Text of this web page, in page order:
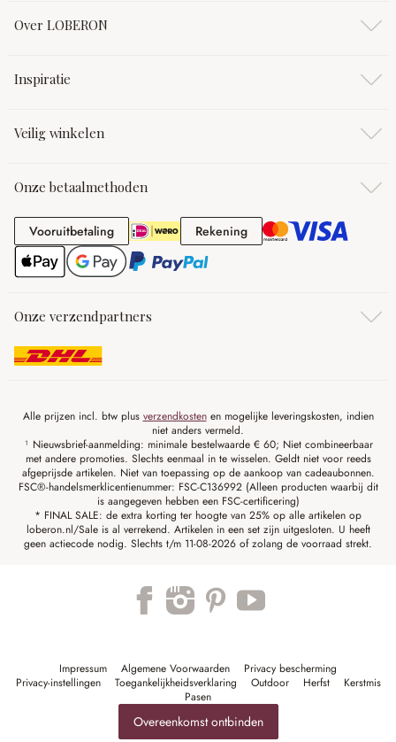
Over LOBERON
Inspiratie
Veilig winkelen
Onze betaalmethoden
VooruitbetalingVooruitbetalingRekeningRekening
Onze verzendpartners
Alle prijzen incl. btw plus verzendkostenen mogelijke leveringskosten, indien
niet anders vermeld.
¹ Nieuwsbrief-aanmelding: minimale bestelwaarde € 60; Niet combineerbaar
met andere promoties. Slechts eenmaal in te wisselen. Geldt niet voor reeds
afgeprijsde artikelen. Niet van toepassing op de aankoop van cadeaubonnen.
FSC®-handelsmerklicentienummer: FSC-C136992 (Alleen producten waarbij dit
is aangegeven hebben een FSC-certificering)
* FINAL SALE: de extra korting ter hoogte van 25% op alle artikelen op
loberon.nl/Sale is al verrekend. Artikelen in een set zijn uitgesloten. U heeft
geen actiecode nodig. Slechts t/m 11-08-2026 of zolang de voorraad strekt.
Impressum Algemene Voorwaarden
Privacy bescherming
Privacy-instellingen
Toegankelijkheidsverklaring Outdoor Herfst
Kerstmis
Pasen
Overeenkomst ontbinden